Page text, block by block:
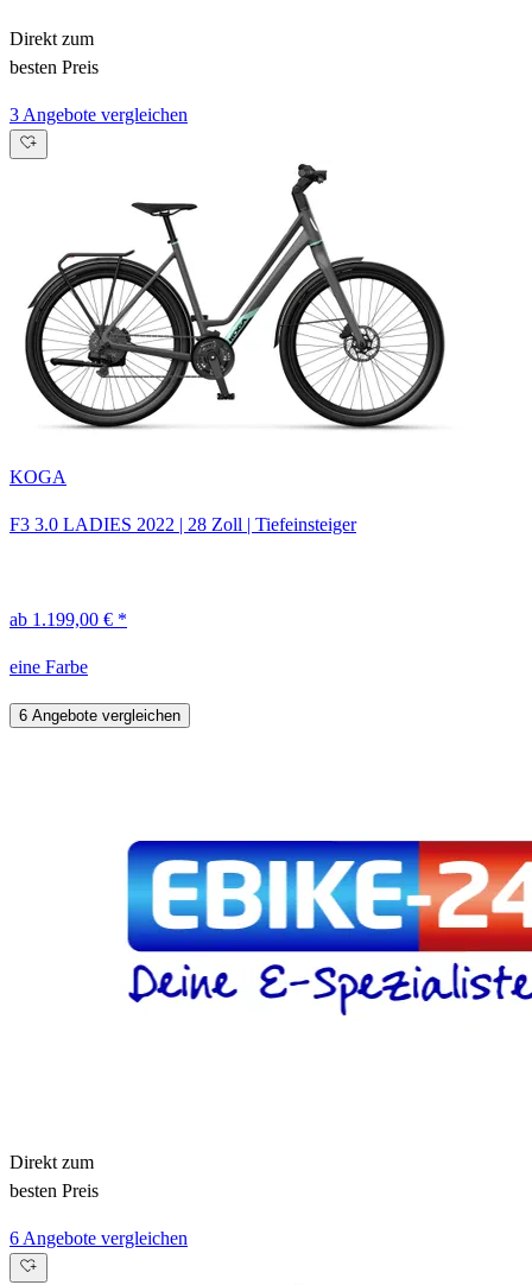
Direkt zum
besten Preis
3 Angebote vergleichen
KOGA
F3 3.0 LADIES 2022 | 28 Zoll | Tiefeinsteiger
ab 1.199,00 € *
eine Farbe
6 Angebote vergleichen
Direkt zum
besten Preis
6 Angebote vergleichen